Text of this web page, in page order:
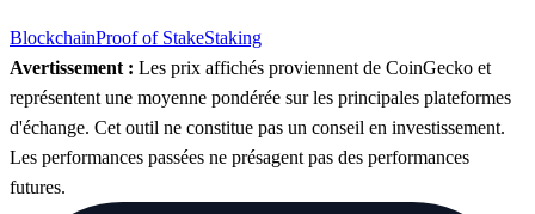
BlockchainProof of StakeStaking
Avertissement : Les prix affichés proviennent de CoinGecko et
représentent une moyenne pondérée sur les principales plateformes
d'échange. Cet outil ne constitue pas un conseil en investissement.
Les performances passées ne présagent pas des performances
futures.